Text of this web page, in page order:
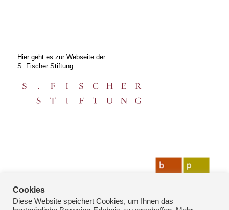
Hier geht es zur Webseite der
S. Fischer Stiftung
Cookies
Diese Website speichert Cookies, um Ihnen das